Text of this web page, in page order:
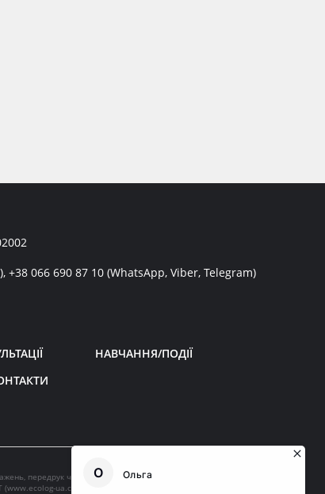
+38 066 690 87 10 (WhatsApp, Viber, Telegram)
НАВЧАННЯ/ПОДІЇ
передрук чи будь-яке інше поширення інформації
(www.ecolog-ua.com